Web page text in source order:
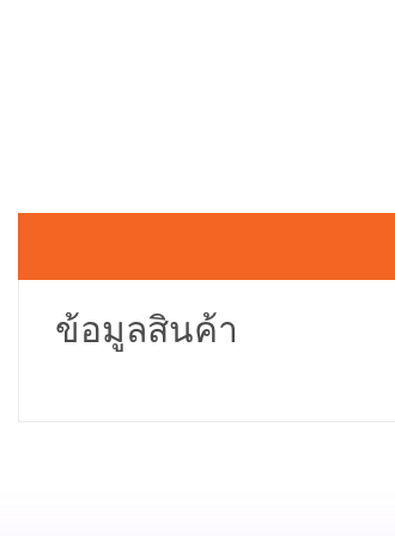
ข้อมูลสินค้า